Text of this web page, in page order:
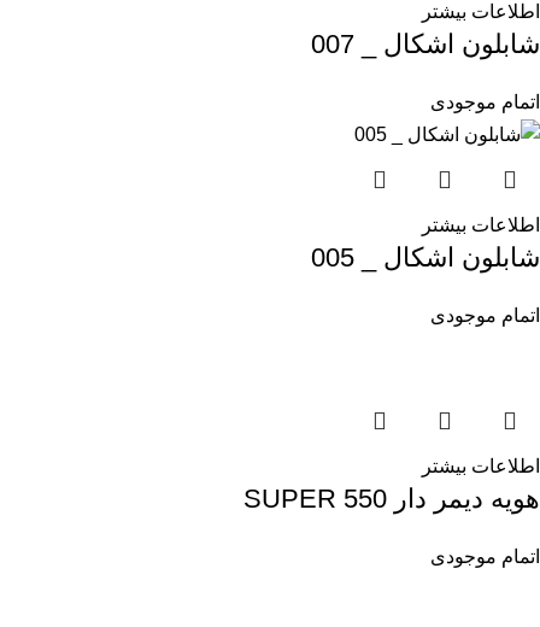
اطلاعات بیشتر
شابلون اشکال _ 007
اتمام موجودی
اطلاعات بیشتر
شابلون اشکال _ 005
اتمام موجودی
اطلاعات بیشتر
هویه دیمر دار SUPER 550
اتمام موجودی